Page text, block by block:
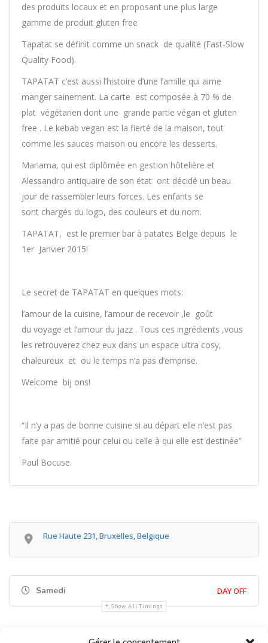
des produits locaux et en proposant une plus large
gamme de produit gluten free
Tapatat se définit comme un snack de qualité (Fast-Slow
Quality Food).
TAPATAT c’est aussi l’histoire d’une famille qui aime
manger sainement. La carte est composée à 70 % de
plat végétarien dont une grande partie végan et gluten
free . Le kebab vegan est la fierté de la maison, tout
comme les sauces maison ou encore les desserts.
Mariama, qui est diplômée en gestion hôtelière et
Alessandro antiquaire de son état ont décidé un beau
jour de rassembler leurs forces. Les enfants se
sont chargés du logo, des couleurs et du nom.
TAPATAT, est le premier bar à patates Belge depuis le
1er Janvier 2015!
Le secret de TAPATAT en quelques mots:
l’amour de la cuisine, l’amour de recevoir ,le goût
du voyage et l’amour du jazz . Tous ces ingrédients ,vous
les retrouverez chez eux dans un espace ultra cosy,
chaleureux et ou le temps n’a pas d’emprise.
Welcome bij ons!
“Il n’y a pas de bonne cuisine si au départ elle n’est pas
faite par amitié pour celui ou celle à qui elle est destinée”
Paul Bocuse.
Rue Haute 231, Bruxelles, Belgique
Samedi DAY OFF
Show All Timings